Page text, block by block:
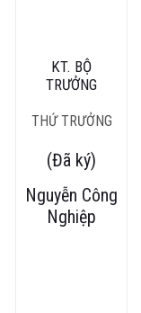
KT. BỘ
TRƯỞNG
THỨ TRƯỞNG
(Đã ký)
Nguyễn Công
Nghiệp